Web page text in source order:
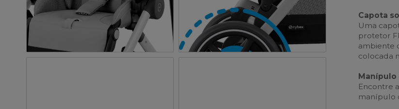
Capota
Uma
protetor
ambiente
colocada
Manípulo
Encontre
manípulo